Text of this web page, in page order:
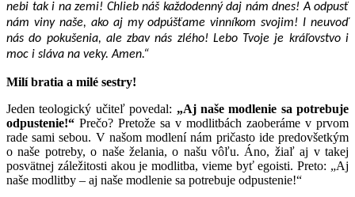
nebi tak i na zemi! Chlieb náš každodenný daj nám dnes! A odpusť
nám viny naše, ako aj my odpúšťame vinníkom svojim! I neuvoď
nás do pokušenia, ale zbav nás zlého! Lebo Tvoje je kráľovstvo i
moc i sláva na veky. Amen.“
Milí bratia a milé sestry!
Jeden teologický učiteľ povedal: „Aj naše modlenie sa potrebuje
odpustenie!“ Prečo? Pretože sa v modlitbách zaoberáme v prvom
rade sami sebou. V našom modlení nám pričasto ide predovšetkým
o naše potreby, o naše želania, o našu vôľu. Áno, žiaľ aj v takej
posvätnej záležitosti akou je modlitba, vieme byť egoisti. Preto: „Aj
naše modlitby – aj naše modlenie sa potrebuje odpustenie!“